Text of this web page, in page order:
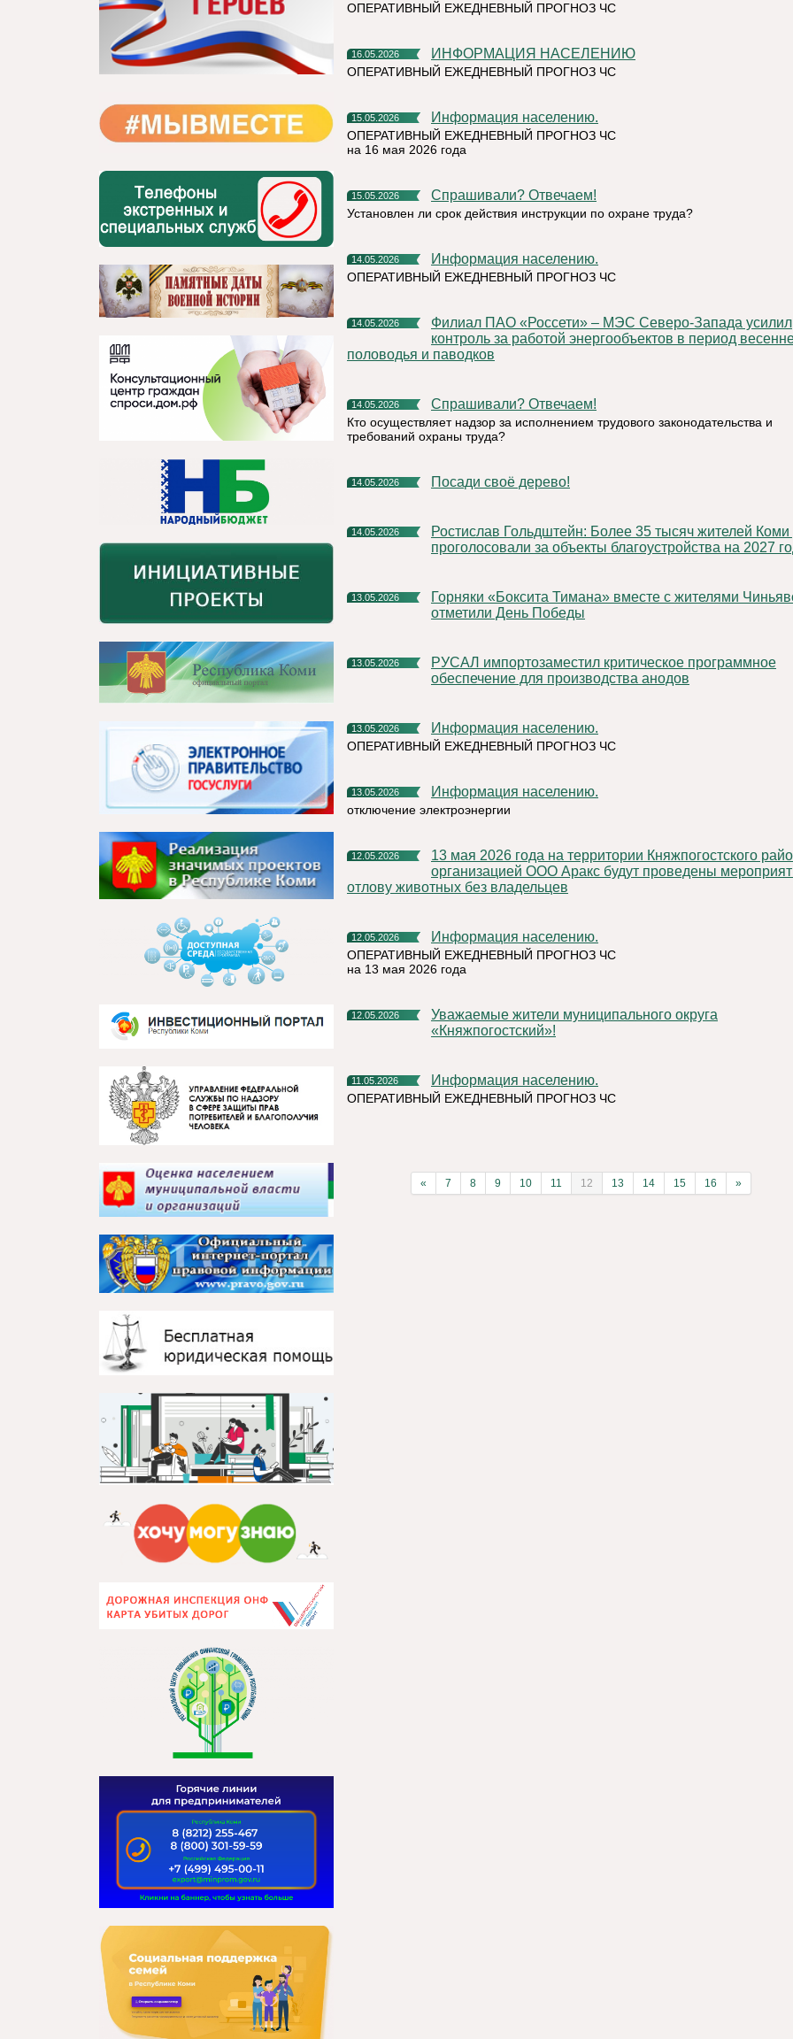
ОПЕРАТИВНЫЙ ЕЖЕДНЕВНЫЙ ПРОГНОЗ ЧС
16.05.2026 ИНФОРМАЦИЯ НАСЕЛЕНИЮ
ОПЕРАТИВНЫЙ ЕЖЕДНЕВНЫЙ ПРОГНОЗ ЧС
15.05.2026 Информация населению.
ОПЕРАТИВНЫЙ ЕЖЕДНЕВНЫЙ ПРОГНОЗ ЧС
на 16 мая 2026 года
15.05.2026 Спрашивали? Отвечаем!
Установлен ли срок действия инструкции по охране труда?
14.05.2026 Информация населению.
ОПЕРАТИВНЫЙ ЕЖЕДНЕВНЫЙ ПРОГНОЗ ЧС
14.05.2026
Филиал ПАО «Россети» – МЭС Северо-Запада усилил
контроль за работой энергообъектов в период
половодья и паводков
14.05.2026 Спрашивали? Отвечаем!
Кто осуществляет надзор за исполнением трудового законодательства и
требований охраны труда?
14.05.2026 Посади своё дерево!
14.05.2026
Ростислав Гольдштейн: Более 35 тысяч жителей Коми уже
проголосовали за объекты благоустройства на 2027
13.05.2026
Горняки «Боксита Тимана» вместе с жителями Чиньяворыка
отметили День Победы
13.05.2026
РУСАЛ импортозаместил критическое программное
обеспечение для производства анодов
13.05.2026 Информация населению.
ОПЕРАТИВНЫЙ ЕЖЕДНЕВНЫЙ ПРОГНОЗ ЧС
13.05.2026 Информация населению.
отключение электроэнергии
12.05.2026
13 мая 2026 года на территории Княжпогостского района,
организацией ООО Аракс будут проведены
отлову животных без владельцев
12.05.2026 Информация населению.
ОПЕРАТИВНЫЙ ЕЖЕДНЕВНЫЙ ПРОГНОЗ ЧС
на 13 мая 2026 года
12.05.2026
Уважаемые жители муниципального округа
«Княжпогостский»!
11.05.2026 Информация населению.
ОПЕРАТИВНЫЙ ЕЖЕДНЕВНЫЙ ПРОГНОЗ ЧС
« 7 8 9 10 11 12 13 14 15 16 »